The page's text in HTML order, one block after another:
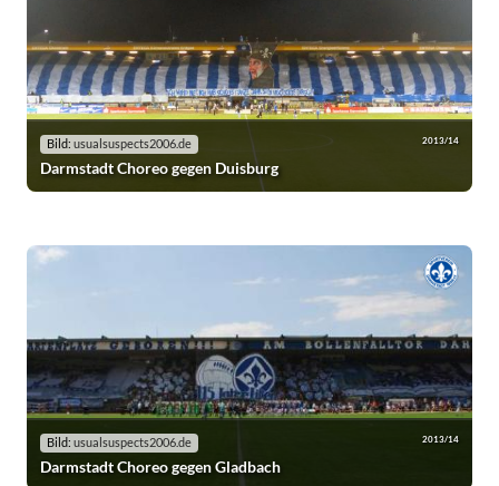
Bild: usualsuspects2006.de 2013/14
Darmstadt Choreo gegen Duisburg
Bild: usualsuspects2006.de 2013/14
Darmstadt Choreo gegen Gladbach